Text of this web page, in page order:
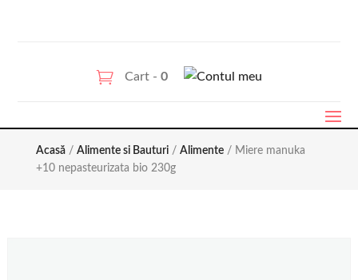
Cart - 0
Acasă/ Alimente si Bauturi/ Alimente/ Miere manuka
+10 nepasteurizata bio 230g